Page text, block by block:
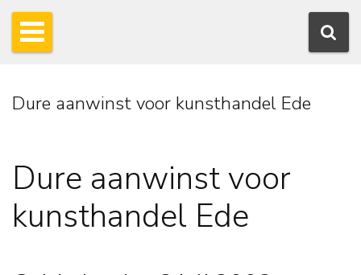
Dure aanwinst voor kunsthandel Ede
Dure aanwinst voor
kunsthandel Ede